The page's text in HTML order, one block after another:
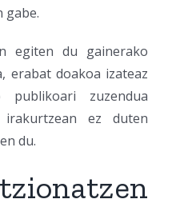
gabe.
egiten du gainerako
erabat doakoa izateaz
publikoari zuzendua
ez duten
du.